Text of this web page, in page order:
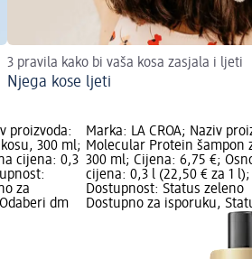
3 pravila kako bi vaša kosa zasjala i ljeti
Njega kose ljeti
proizvoda:
300 ml;
cijena: 0,3
za
dm
Marka: LA CROA; Naziv
Molecular Protein šampon
300 ml; Cijena: 6,75 €;
cijena: 0,3 l (22,50 € za 1 l);
Dostupnost: Status zeleno
Dostupno za isporuku,